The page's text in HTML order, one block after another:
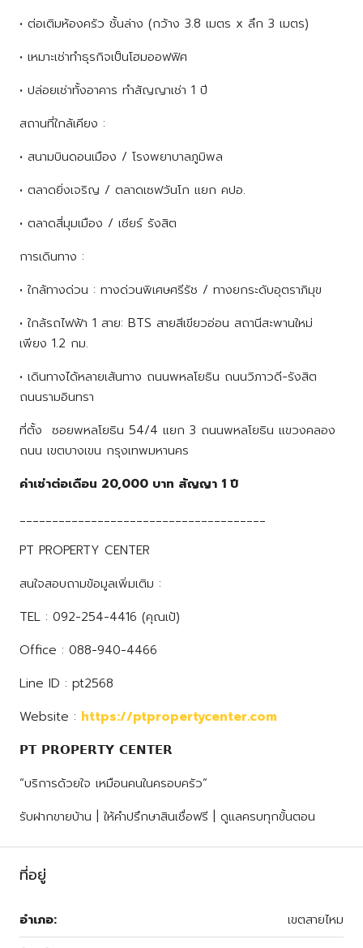
• ต่อเติมห้องครัว ชั้นล่าง (กว้าง 3.8 เมตร x ลึก 3 เมตร)
• เหมาะเช่าทำธุรกิจเป็นโฮมออฟฟิศ
• ปล่อยเช่าทั้งอาคาร ทำสัญญาเช่า 1 ปี
สถานที่ใกล้เคียง :
• สนามบินดอนเมือง / โรงพยาบาลภูมิพล
• ตลาดยิ่งเจริญ / ตลาดเซฟวันโก แยก คปอ.
• ตลาดสี่มุมเมือง / เซียร์ รังสิต
การเดินทาง :
• ใกล้ทางด่วน : ทางด่วนพิเศษศรีรัช / ทางยกระดับอุตราภิมุข
• ใกล้รถไฟฟ้า 1 สาย: BTS สายสีเขียวอ่อน สถานีสะพานใหม่
เพียง 1.2 กม.
• เดินทางได้หลายเส้นทาง ถนนพหลโยธิน ถนนวิภาวดี-รังสิต
ถนนรามอินทรา
ที่ตั้ง ซอยพหลโยธิน 54/4 แยก 3 ถนนพหลโยธิน แขวงคลอง
ถนน เขตบางเขน กรุงเทพมหานคร
ค่าเช่าต่อเดือน 20,000 บาท สัญญา 1 ปี
______________________________________
PT PROPERTY CENTER
สนใจสอบถามข้อมูลเพิ่มเติม :
TEL : 092-254-4416 (คุณเป้)
Office : 088-940-4466
Line ID : pt2568
Website : https://ptpropertycenter.com
𝗣𝗧 𝗣𝗥𝗢𝗣𝗘𝗥𝗧𝗬 𝗖𝗘𝗡𝗧𝗘𝗥
“บริการด้วยใจ เหมือนคนในครอบครัว”
รับฝากขายบ้าน | ให้คำปรึกษาสินเชื่อฟรี | ดูแลครบทุกขั้นตอน
ที่อยู่
อำเภอ:
เขตสายไหม